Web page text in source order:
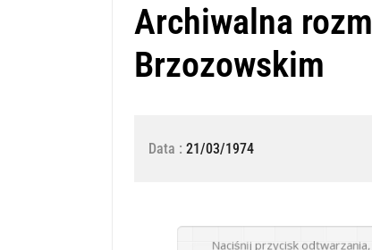
Archiwalna
Brzozowskim
Data : 21/03/1974
Naciśnij przycisk odtwarzania,